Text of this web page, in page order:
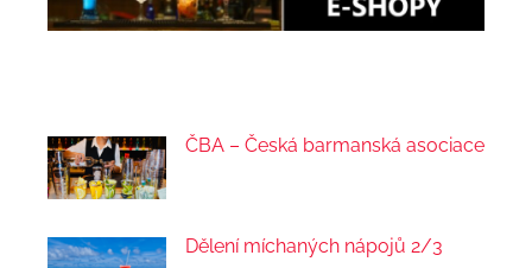
ČBA – Česká barmanská asociace
Dělení míchaných nápojů 2/3